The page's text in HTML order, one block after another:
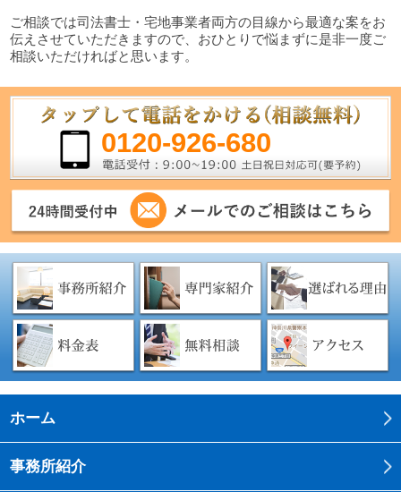
ご相談では司法書士・宅地事業者両方の目線から最適な案をお
伝えさせていただきますので、おひとりで悩まずに是非一度ご
相談いただければと思います。
0120-926-680
ホーム
事務所紹介